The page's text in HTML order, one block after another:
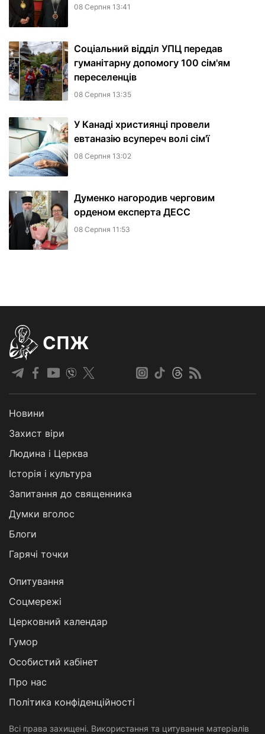
08 Серпня 13:41
Соціальний відділ УПЦ передав
гуманітарну допомогу 100 сім'ям
переселенців
08 Серпня 13:35
У Канаді християнці провели
евтаназію всупереч волі сім'ї
08 Серпня 13:02
Думенко нагородив черговим
орденом експерта ДЕСС
08 Серпня 11:53
СПЖ
Новини
Захист віри
Людина і Церква
Історія і культура
Запитання до священника
Думки вголос
Блоги
Гарячі точки
Опитування
Соцмережі
Церковний календар
Гумор
Особистий кабінет
Про нас
Політика конфіденційності
Всі права захищені. Використання та цитування матеріалів